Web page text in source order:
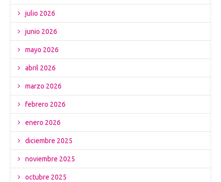
julio 2026
junio 2026
mayo 2026
abril 2026
marzo 2026
febrero 2026
enero 2026
diciembre 2025
noviembre 2025
octubre 2025